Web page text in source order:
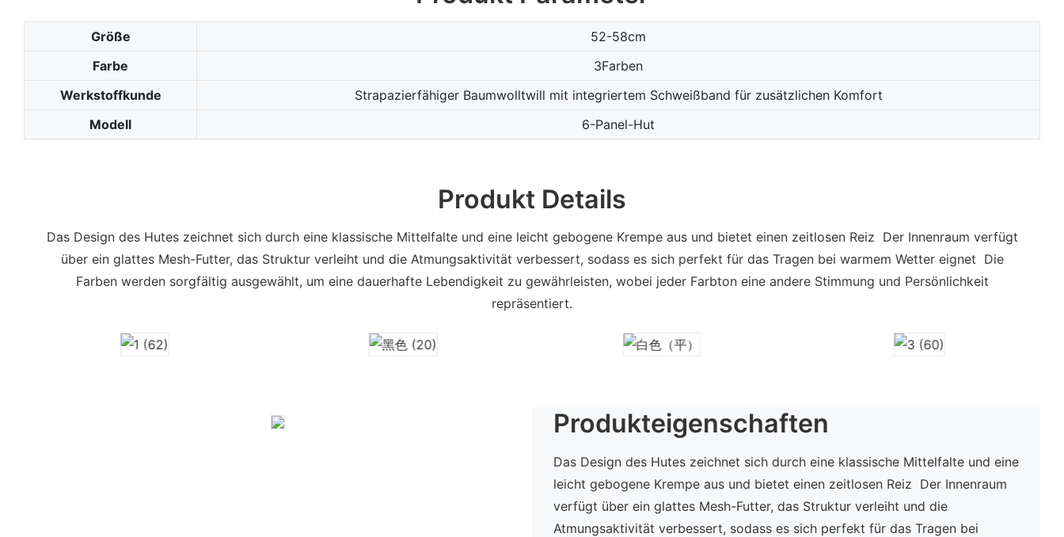
Größe
52-58cm
Farbe
3Farben
Werkstoffkunde
Strapazierfähiger Baumwolltwill mit integriertem Schweißband für zusätzlichen Komfort
Modell
6-Panel-Hut
Produkt Details
Das Design des Hutes zeichnet sich durch eine klassische Mittelfalte und eine leicht gebogene Krempe aus und bietet einen zeitlosen Reiz Der Innenraum verfügt
über ein glattes Mesh-Futter, das Struktur verleiht und die Atmungsaktivität verbessert, sodass es sich perfekt für das Tragen bei warmem Wetter eignet Die
Farben werden sorgfältig ausgewählt, um eine dauerhafte Lebendigkeit zu gewährleisten, wobei jeder Farbton eine andere Stimmung und Persönlichkeit
repräsentiert.
Produkteigenschaften
Das Design des Hutes zeichnet sich durch eine klassische Mittelfalte und eine
leicht gebogene Krempe aus und bietet einen zeitlosen Reiz Der Innenraum
verfügt über ein glattes Mesh-Futter, das Struktur verleiht und die
Atmungsaktivität verbessert, sodass es sich perfekt für das Tragen bei